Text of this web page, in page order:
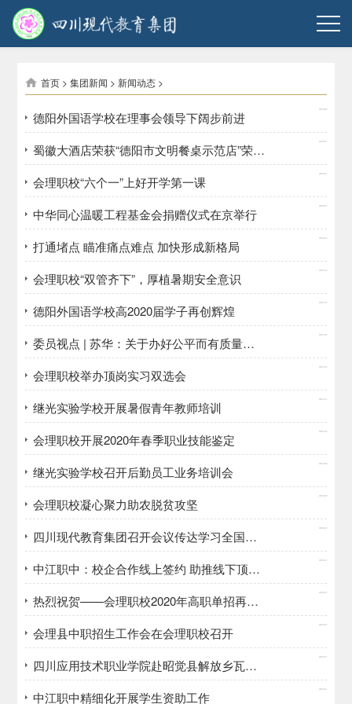
首页 >集团新闻 >新闻动态 >
德阳外国语学校在理事会领导下阔步前进 2020/08/29
蜀徽大酒店荣获“德阳市文明餐桌示范店”荣誉称号 2020/08/11
会理职校“六个一”上好开学第一课 2020/08/10
中华同心温暖工程基金会捐赠仪式在京举行 2020/08/07
打通堵点 瞄准痛点难点 加快形成新格局 2020/08/04
会理职校“双管齐下”，厚植暑期安全意识 2020/07/30
德阳外国语学校高2020届学子再创辉煌 2020/07/24
委员视点 | 苏华：关于办好公平而有质量的职业教育的建议 2020/07/23
会理职校举办顶岗实习双选会 2020/07/20
继光实验学校开展暑假青年教师培训 2020/07/14
会理职校开展2020年春季职业技能鉴定 2020/07/08
继光实验学校召开后勤员工业务培训会 2020/06/29
会理职校凝心聚力助农脱贫攻坚 2020/06/29
四川现代教育集团召开会议传达学习全国两会精神 2020/06/12
中江职中：校企合作线上签约 助推线下顶岗实习 2020/06/11
热烈祝贺——会理职校2020年高职单招再创佳绩 2020/06/10
会理县中职招生工作会在会理职校召开 2020/06/10
四川应用技术职业学院赴昭觉县解放乡瓦子村助力脱贫攻坚 2020/06/10
中江职中精细化开展学生资助工作 2020/06/10